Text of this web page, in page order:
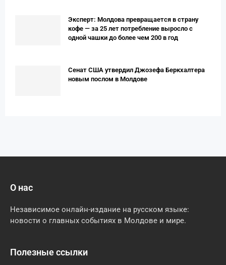
Эксперт: Молдова превращается в страну
кофе — за 25 лет потребление выросло с
одной чашки до более чем 200 в год
Сенат США утвердил Джозефа Беркхалтера
новым послом в Молдове
О нас
Независимое онлайн-издание на русском языке:
новости о главных событиях в Молдове и мире.
Полезные ссылки